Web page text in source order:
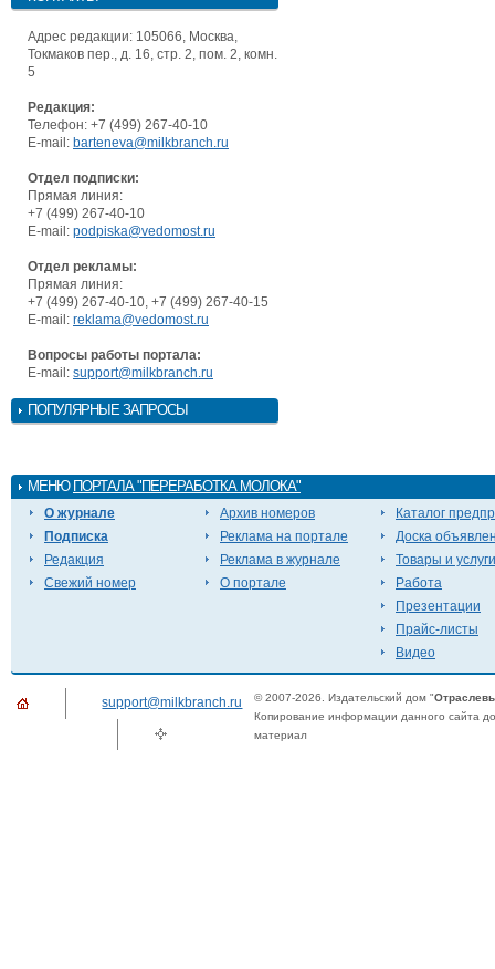
Адрес редакции: 105066, Москва,
Токмаков пер., д. 16, стр. 2, пом. 2, комн.
5
Редакция:
Телефон: +7 (499) 267-40-10
E-mail: barteneva@milkbranch.ru
Отдел подписки:
Прямая линия:
+7 (499) 267-40-10
E-mail: podpiska@vedomost.ru
Отдел рекламы:
Прямая линия:
+7 (499) 267-40-10, +7 (499) 267-40-15
E-mail: reklama@vedomost.ru
Вопросы работы портала:
E-mail: support@milkbranch.ru
ПОПУЛЯРНЫЕ ЗАПРОСЫ
МЕНЮ ПОРТАЛА "ПЕРЕРАБОТКА МОЛОКА"
О журнале
Подписка
Редакция
Свежий номер
Архив номеров
Реклама на портале
Реклама в журнале
О портале
Каталог
Доска
Товары и услуги
Работа
Презентации
Прайс-листы
Видео
support@milkbranch.ru © 2007-2026. Издательский дом "
Копирование информации данного сайта
материал